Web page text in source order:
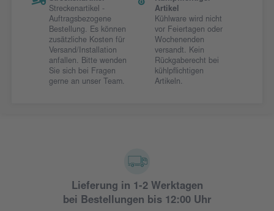
Streckenartikel -
Auftragsbezogene
Bestellung. Es können
zusätzliche Kosten für
Versand/Installation
anfallen. Bitte wenden
Sie sich bei Fragen
gerne an unser Team.
Artikel
Kühlware wird nicht
vor Feiertagen oder
Wochenenden
versandt. Kein
Rückgaberecht bei
kühlpflichtigen
Artikeln.
Lieferung in 1-2 Werktagen
bei Bestellungen bis 12:00 Uhr